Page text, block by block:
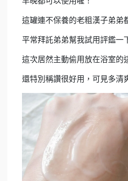
這罐連不保養的老粗漢子弟弟
平常拜託弟弟幫我試用評鑑一
這次居然主動偷用放在浴室的
還特別稱讚很好用，可見多清